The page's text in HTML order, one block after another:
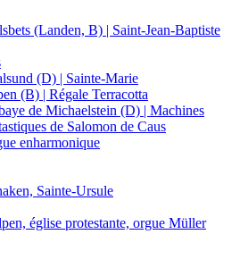
(Landen, B) | Saint-Jean-Baptiste
(D) | Sainte-Marie
(B) | Régale Terracotta
de Michaelstein (D) | Machines
de Salomon de Caus
enharmonique
Sainte-Ursule
église protestante, orgue Müller